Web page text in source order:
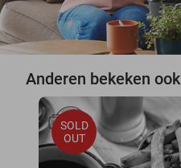
Anderen bekeken ook
SOLD
OUT